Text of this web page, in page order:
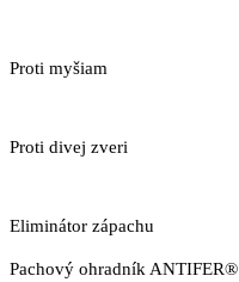
Proti myšiam
Proti divej zveri
Eliminátor zápachu
Pachový ohradník ANTIFER®